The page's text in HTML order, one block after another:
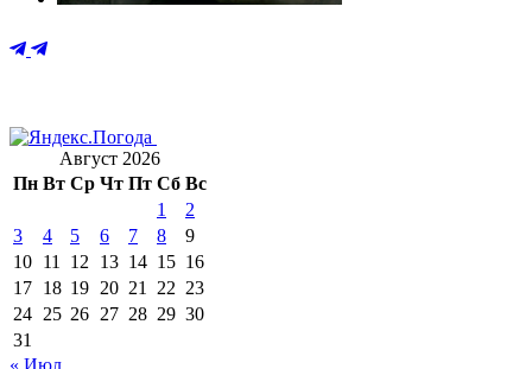
Август 2026
Пн Вт Ср Чт Пт Сб Вс
1
2
3
4 5 6 7 8
9
10 11 12 13 14 15 16
17 18 19 20 21 22 23
24 25 26 27 28 29 30
31
« Июл